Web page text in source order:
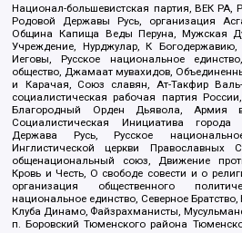
Национал-большевистская партия, ВЕК РА,
Родовой Державы Русь, организация
Община Капища Веды Перуна, Мужская
Учреждение, Нурджулар, К
Иеговы, Русское национальное
общество, Джамаат мувахидов,
и Карачая, Союз славян, Ат-Такфир
социалистическая рабочая партия
Благородный Орден Дьявола, Армия
Социалистическая Инициатива города
Держава Русь, Русское
Инглистической церкви Православных
общенациональный союз, Движение
Кровь и Честь, О свободе совести и о
организация общественного
национальное единство, Северное
Клуба Динамо, Файзрахманисты,
п. Боровский Тюменского района